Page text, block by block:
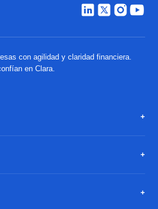
con agilidad y claridad financiera.
en Clara.